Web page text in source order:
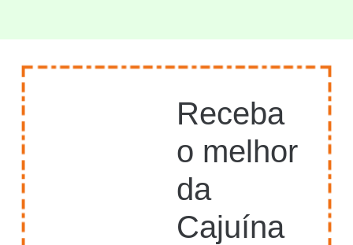
Receba
o melhor
da
Cajuína